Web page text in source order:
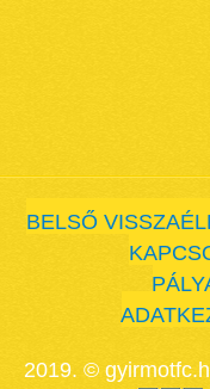
BELSŐ
2019. ©